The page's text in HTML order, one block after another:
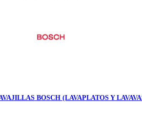
BOSCH (LAVAPLATOS Y